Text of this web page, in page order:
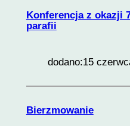
Konferencja z okazji
parafii
dodano:15
Bierzmowanie
ze strony
internetowej.
Marketing
swoje
zachowania